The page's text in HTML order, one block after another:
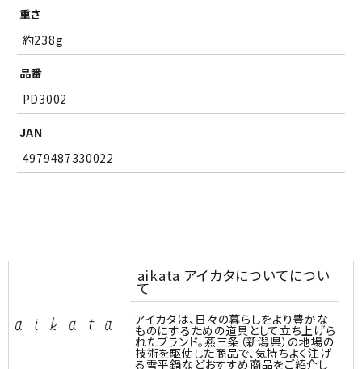
重さ
約238g
品番
PD3002
JAN
4979487330022
aikata アイカタについてについ
て
アイカタは、日々の暮らしをより豊かな
ものにするための道具として立ち上げら
れたブランド。燕三条（新潟県）の地場の
技術を駆使した商品で、気持ちよく注げ
る雪平鍋などおすすめ商品をご紹介し